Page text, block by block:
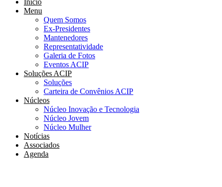
Início
Menu
Quem Somos
Ex-Presidentes
Mantenedores
Representatividade
Galeria de Fotos
Eventos ACIP
Soluções ACIP
Soluções
Carteira de Convênios ACIP
Núcleos
Núcleo Inovação e Tecnologia
Núcleo Jovem
Núcleo Mulher
Notícias
Associados
Agenda